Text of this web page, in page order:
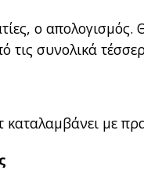
ο
συνολικά
με